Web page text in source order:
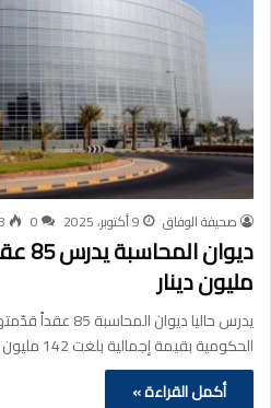
صحيفة الوفاق 9 أكتوبر، 2025 0
مليون دينار
يدرس حاليا ديوان
الحكومية بقيمة إجمالية بلغت 142 مليون و110 آلاف دينار.…
أكمل القراءة »